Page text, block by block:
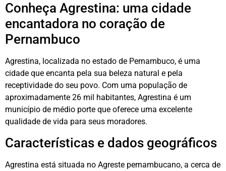
Conheça Agrestina: uma cidade
encantadora no coração de
Pernambuco
Agrestina, localizada no estado de Pernambuco, é uma
cidade que encanta pela sua beleza natural e pela
receptividade do seu povo. Com uma população de
aproximadamente 26 mil habitantes, Agrestina é um
município de médio porte que oferece uma excelente
qualidade de vida para seus moradores.
Características e dados geográficos
Agrestina está situada no Agreste pernambucano, a cerca de